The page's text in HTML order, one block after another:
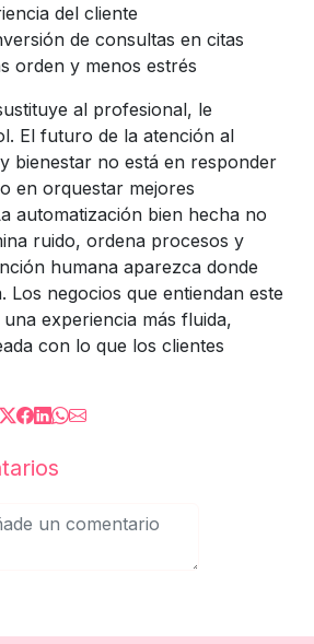
del cliente
de consultas en citas
orden y menos estrés
al profesional, le
El futuro de la atención al
bienestar no está en responder
en orquestar mejores
automatización bien hecha no
ruido, ordena procesos y
humana aparezca donde
Los negocios que entiendan este
experiencia más fluida,
con lo que los clientes